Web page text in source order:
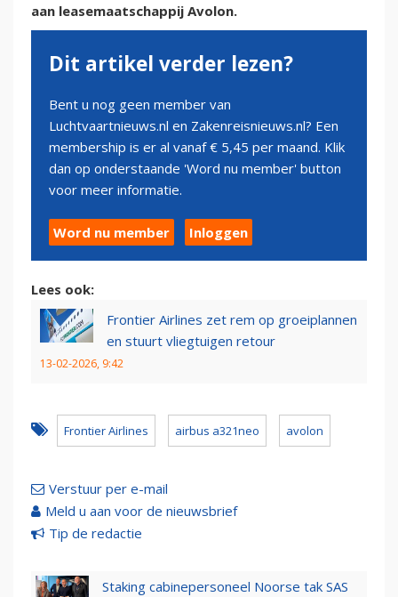
aan leasemaatschappij Avolon.
Dit artikel verder lezen?
Bent u nog geen member van
Luchtvaartnieuws.nl en Zakenreisnieuws.nl? Een
membership is er al vanaf € 5,45 per maand. Klik
dan op onderstaande 'Word nu member' button
voor meer informatie.
Word nu member Inloggen
Lees ook:
Frontier Airlines zet rem op groeiplannen
en stuurt vliegtuigen retour
13-02-2026, 9:42
Frontier Airlines airbus a321neo avolon
Verstuur per e-mail
Meld u aan voor de nieuwsbrief
Tip de redactie
Staking cabinepersoneel Noorse tak SAS